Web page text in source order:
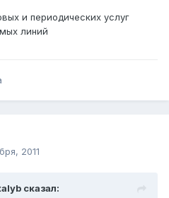
и периодических услуг
линий
2011
сказал: